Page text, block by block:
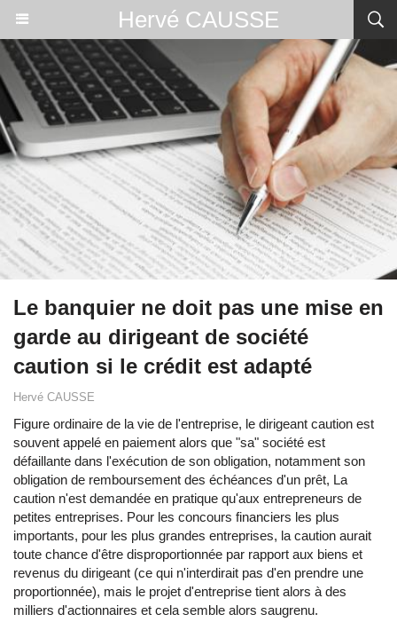
Hervé CAUSSE
Le banquier ne doit pas une mise en
garde au dirigeant de société
caution si le crédit est adapté
Hervé CAUSSE
Figure ordinaire de la vie de l'entreprise, le dirigeant caution est
souvent appelé en paiement alors que "sa" société est
défaillante dans l'exécution de son obligation, notamment son
obligation de remboursement des échéances d'un prêt, La
caution n'est demandée en pratique qu'aux entrepreneurs de
petites entreprises. Pour les concours financiers les plus
importants, pour les plus grandes entreprises, la caution aurait
toute chance d'être disproportionnée par rapport aux biens et
revenus du dirigeant (ce qui n'interdirait pas d'en prendre une
proportionnée), mais le projet d'entreprise tient alors à des
milliers d'actionnaires et cela semble alors saugrenu.